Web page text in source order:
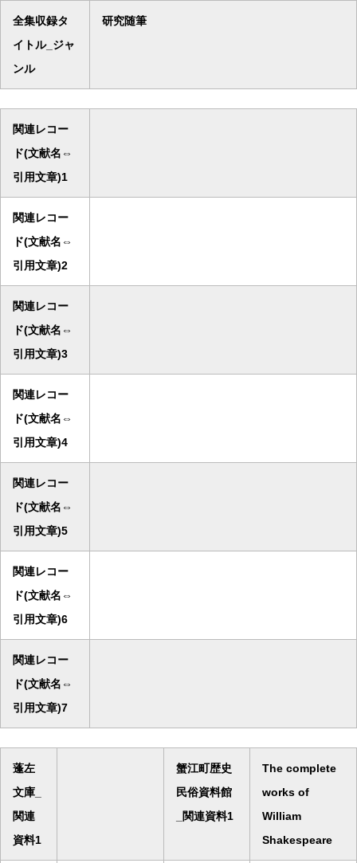
全集収録タ
イトル_ジャ
ンル
研究随筆
関連レコー
ド(文献名⇔
引用文章)1
関連レコー
ド(文献名⇔
引用文章)2
関連レコー
ド(文献名⇔
引用文章)3
関連レコー
ド(文献名⇔
引用文章)4
関連レコー
ド(文献名⇔
引用文章)5
関連レコー
ド(文献名⇔
引用文章)6
関連レコー
ド(文献名⇔
引用文章)7
蓬左
文庫_
関連
資料1
蟹江町歴史
民俗資料館
_関連資料1
The complete
works of
William
Shakespeare